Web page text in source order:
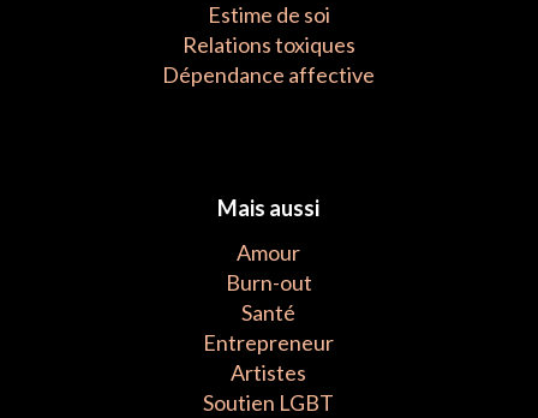
Estime de soi
Relations toxiques
Dépendance affective
Mais aussi
Amour
Burn-out
Santé
Entrepreneur
Artistes
Soutien LGBT